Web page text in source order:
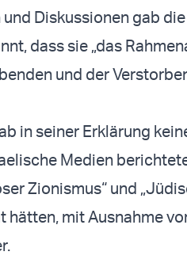
Diskussionen gab
dass sie „das
und der
in seiner Erklärung
Medien
Zionismus“ und
hätten, mit Ausnahme